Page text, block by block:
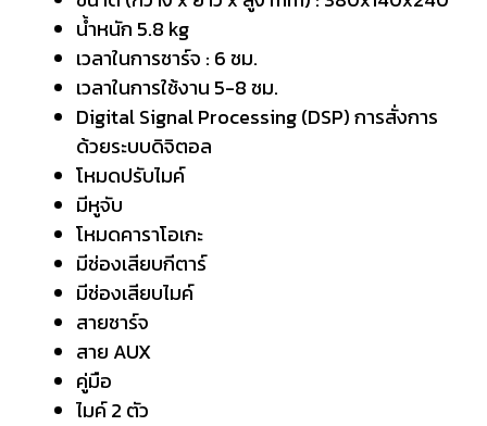
น้ำหนัก 5.8 kg
เวลาในการชาร์จ : 6 ชม.
เวลาในการใช้งาน 5-8 ชม.
Digital Signal Processing (DSP) การสั่งการ
ด้วยระบบดิจิตอล
โหมดปรับไมค์
มีหูจับ
โหมดคาราโอเกะ
มีช่องเสียบกีตาร์
มีช่องเสียบไมค์
สายชาร์จ
สาย AUX
คู่มือ
ไมค์ 2 ตัว